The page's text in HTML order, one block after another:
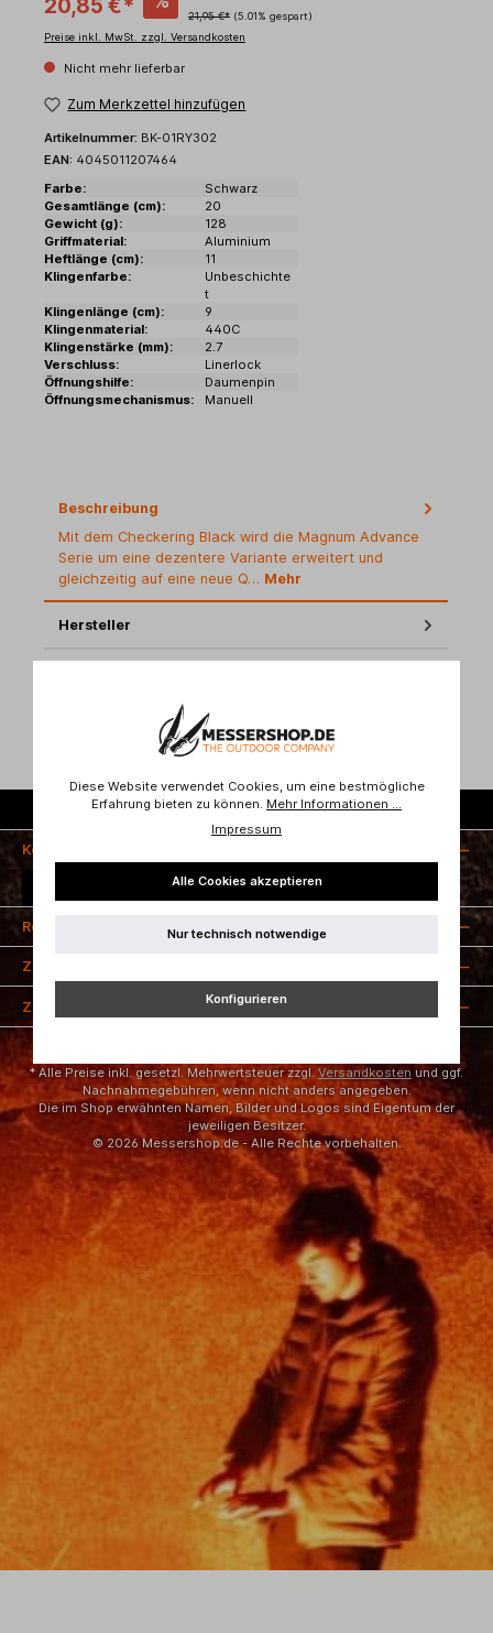
20,85 €* 21,95 €* (5.01% gespart)
Preise inkl. MwSt. zzgl. Versandkosten
Nicht mehr lieferbar
Zum Merkzettel hinzufügen
Artikelnummer: BK-01RY302
EAN: 4045011207464
Farbe:
Schwarz
Gesamtlänge (cm):
20
Gewicht (g):
128
Griffmaterial:
Aluminium
Heftlänge (cm):
11
Klingenfarbe:
Unbeschichte
t
Klingenlänge (cm):
9
Klingenmaterial:
440C
Klingenstärke (mm):
2.7
Verschluss:
Linerlock
Öffnungshilfe:
Daumenpin
Öffnungsmechanismus:
Manuell
Beschreibung
Mit dem Checkering Black wird die Magnum Advance
Serie um eine dezentere Variante erweitert und
gleichzeitig auf eine neue Q… Mehr
Hersteller
Kostenloser Versand ab 50 Euro
Kontakt
Rechtliches
Zahlungsarten
Zertifizierung
* Alle Preise inkl. gesetzl. Mehrwertsteuer zzgl. Versandkosten und ggf.
Nachnahmegebühren, wenn nicht anders angegeben.
Die im Shop erwähnten Namen, Bilder und Logos sind Eigentum der
jeweiligen Besitzer.
© 2026 Messershop.de - Alle Rechte vorbehalten.
Diese Website verwendet Cookies, um eine bestmögliche
Erfahrung bieten zu können. Mehr Informationen ...
Impressum
Alle Cookies akzeptieren
Nur technisch notwendige
Konfigurieren